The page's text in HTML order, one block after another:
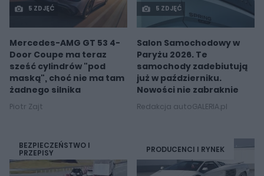
5 ZDJĘĆ
Mercedes-AMG GT 53 4-
Door Coupe ma teraz
sześć cylindrów "pod
maską", choć nie ma tam
żadnego silnika
Piotr Zajt
5 ZDJĘĆ
Salon Samochodowy w
Paryżu 2026. Te
samochody zadebiutują
już w październiku.
Nowości nie zabraknie
Redakcja autoGALERIA.pl
BEZPIECZEŃSTWO I
PRZEPISY PRODUCENCI I RYNEK